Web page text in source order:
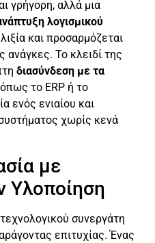
γρήγορη, αλλά μια
λογισμικού
και προσαρμόζεται
ανάγκες. Το κλειδί της
διασύνδεση με τα
το ERP ή το
ενός ενιαίου και
χωρίς κενά
με
Υλοποίηση
συνεργάτη
επιτυχίας. Ένας